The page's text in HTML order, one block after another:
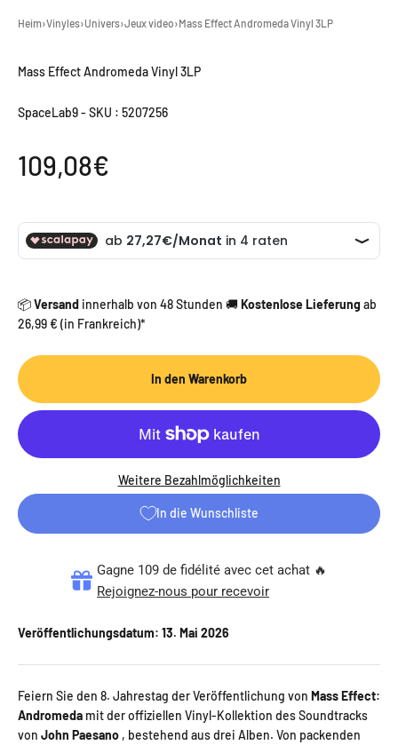
Heim›Vinyles›Univers›Jeux video›Mass Effect Andromeda Vinyl 3LP
Mass Effect Andromeda Vinyl 3LP
SpaceLab9- SKU : 5207256
Angebot
109,08€
📦Versand innerhalb von 48 Stunden 🚚Kostenlose Lieferung ab
26,99 € (in Frankreich)*
In den Warenkorb
Weitere Bezahlmöglichkeiten
In die Wunschliste
Gagne 109 de fidélité avec cet achat 🔥
Rejoignez-nous pour recevoir
Veröffentlichungsdatum: 13. Mai 2026
Feiern Sie den 8. Jahrestag der Veröffentlichung von Mass Effect:
Andromeda mit der offiziellen Vinyl-Kollektion des Soundtracks
von John Paesano , bestehend aus drei Alben. Von packenden